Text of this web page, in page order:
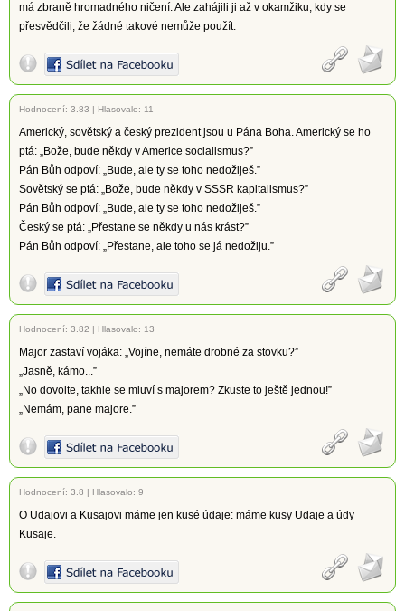
má zbraně hromadného ničení. Ale zahájili ji až v okamžiku, kdy se
přesvědčili, že žádné takové nemůže použít.
Hodnocení: 3.83 | Hlasovalo: 11
Americký, sovětský a český prezident jsou u Pána Boha. Americký se ho
ptá: „Bože, bude někdy v Americe socialismus?”
Pán Bůh odpoví: „Bude, ale ty se toho nedožiješ.”
Sovětský se ptá: „Bože, bude někdy v SSSR kapitalismus?”
Pán Bůh odpoví: „Bude, ale ty se toho nedožiješ.”
Český se ptá: „Přestane se někdy u nás krást?”
Pán Bůh odpoví: „Přestane, ale toho se já nedožiju.”
Hodnocení: 3.82 | Hlasovalo: 13
Major zastaví vojáka: „Vojíne, nemáte drobné za stovku?”
„Jasně, kámo...”
„No dovolte, takhle se mluví s majorem? Zkuste to ještě jednou!”
„Nemám, pane majore.”
Hodnocení: 3.8 | Hlasovalo: 9
O Udajovi a Kusajovi máme jen kusé údaje: máme kusy Udaje a údy
Kusaje.